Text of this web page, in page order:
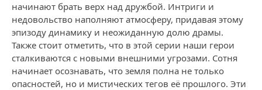
начинают брать верх над дружбой. Интриги и
недовольство наполняют атмосферу, придавая этому
эпизоду динамику и неожиданную долю драмы.
Также стоит отметить, что в этой серии наши герои
сталкиваются с новыми внешними угрозами. Сотня
начинает осознавать, что земля полна не только
опасностей, но и мистических тегов её прошлого. Эти